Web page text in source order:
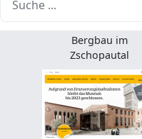
Bergbau im
Zschopautal